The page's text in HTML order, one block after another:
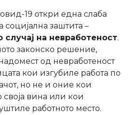
19 откри една слаба
социјална заштита –
случај на невработеност.
законско решение,
од невработеност
кои изгубиле работа по
но не и оние кои
своја вина или кои
работното место.